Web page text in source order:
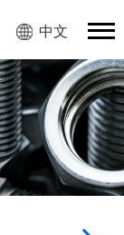
中文